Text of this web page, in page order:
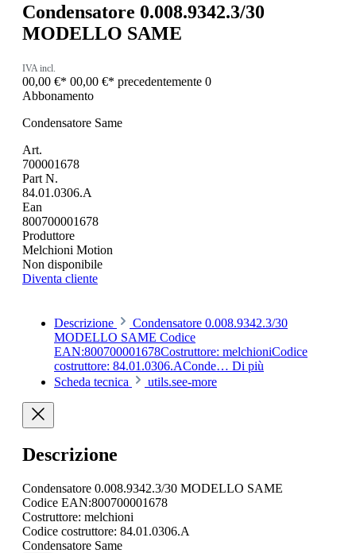
Condensatore 0.008.9342.3/30
MODELLO SAME
IVA incl.
00,00 €* 00,00 €* precedentemente 0
Abbonamento
Condensatore Same
Art.
700001678
Part N.
84.01.0306.A
Ean
800700001678
Produttore
Melchioni Motion
Non disponibile
Diventa cliente
Descrizione
Condensatore 0.008.9342.3/30
MODELLO SAME Codice
EAN:800700001678Costruttore: melchioniCodice
costruttore: 84.01.0306.AConde… Di più
Scheda tecnica
utils.see-more
Descrizione
Condensatore 0.008.9342.3/30 MODELLO SAME
Codice EAN:800700001678
Costruttore: melchioni
Codice costruttore: 84.01.0306.A
Condensatore Same